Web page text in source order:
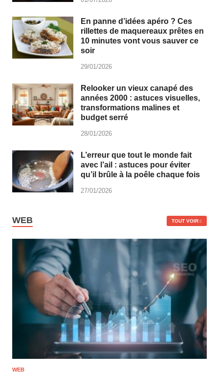
En panne d’idées apéro ? Ces
rillettes de maquereaux prêtes en
10 minutes vont vous sauver ce
soir
29/01/2026
Relooker un vieux canapé des
années 2000 : astuces visuelles,
transformations malines et
budget serré
28/01/2026
L’erreur que tout le monde fait
avec l’ail : astuces pour éviter
qu’il brûle à la poêle chaque fois
27/01/2026
WEB TOUT VOIR
WEB